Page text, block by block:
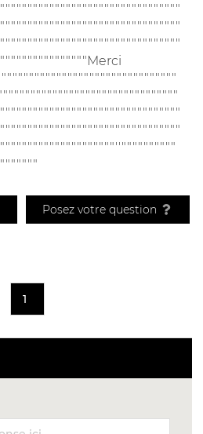
Posez votre question
1